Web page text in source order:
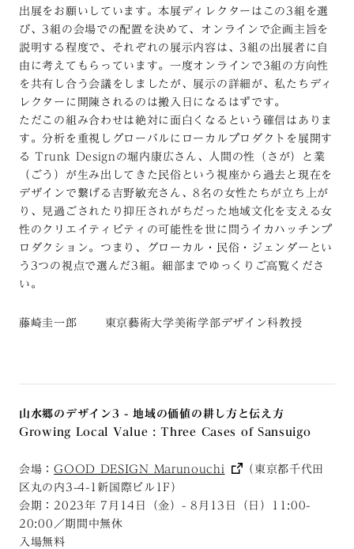
出展をお願いしています。本展ディレクターはこの3組を選
び、3組の会場での配置を決めて、オンラインで企画主旨を
説明する程度で、それぞれの展示内容は、3組の出展者に自
由に考えてもらっています。一度オンラインで3組の方向性
を共有し合う会議をしましたが、展示の詳細が、私たちディ
レクターに開陳されるのは搬入日になるはずです。
ただこの組み合わせは絶対に面白くなるという確信はありま
す。分析を重視しグローバルにローカルプロダクトを展開す
る Trunk Designの堀内康広さん、人間の性（さが）と業
（ごう）が生み出してきた民俗という視座から過去と現在を
デザインで繋げる吉野敏充さん、8名の女性たちが立ち上が
り、見過ごされたり抑圧されがちだった地域文化を支える女
性のクリエイティビティの可能性を世に問うイカハッチンプ
ロダクション。つまり、グローカル・民俗・ジェンダーとい
う3つの視点で選んだ3組。細部までゆっくりご高覧くださ
い。
藤崎圭一郎 東京藝術大学美術学部デザイン科教授
山水郷のデザイン3 - 地域の価値の耕し方と伝え方
Growing Local Value : Three Cases of Sansuigo
会場：GOOD DESIGN Marunouchi
（東京都千代田
区丸の内3-4-1新国際ビル1F）
会期：2023年 7月14日（金）- 8月13日（日）11:00-
20:00／期間中無休
入場無料